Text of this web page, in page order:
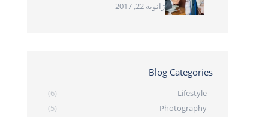
ژانویه 22, 2017
Blog Categories
Lifestyle
(6)
Photography
(5)